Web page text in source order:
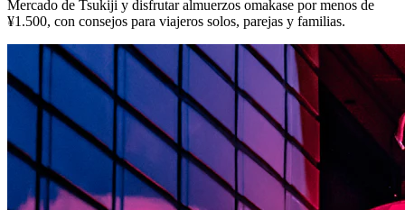
Mercado de Tsukiji y disfrutar almuerzos omakase por menos de
¥1.500, con consejos para viajeros solos, parejas y familias.